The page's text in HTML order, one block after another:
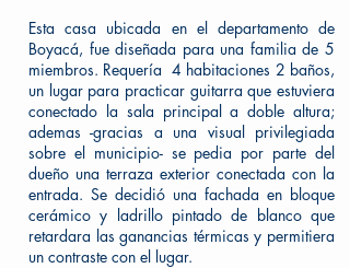
Esta casa ubicada en el departamento de
Boyacá, fue diseñada para una familia de 5
miembros. Requería 4 habitaciones 2 baños,
un lugar para practicar guitarra que estuviera
conectado la sala principal a doble altura;
ademas -gracias a una visual privilegiada
sobre el municipio- se pedia por parte del
dueño una terraza exterior conectada con la
entrada. Se decidió una fachada en bloque
cerámico y ladrillo pintado de blanco que
retardara las ganancias térmicas y permitiera
un contraste con el lugar.